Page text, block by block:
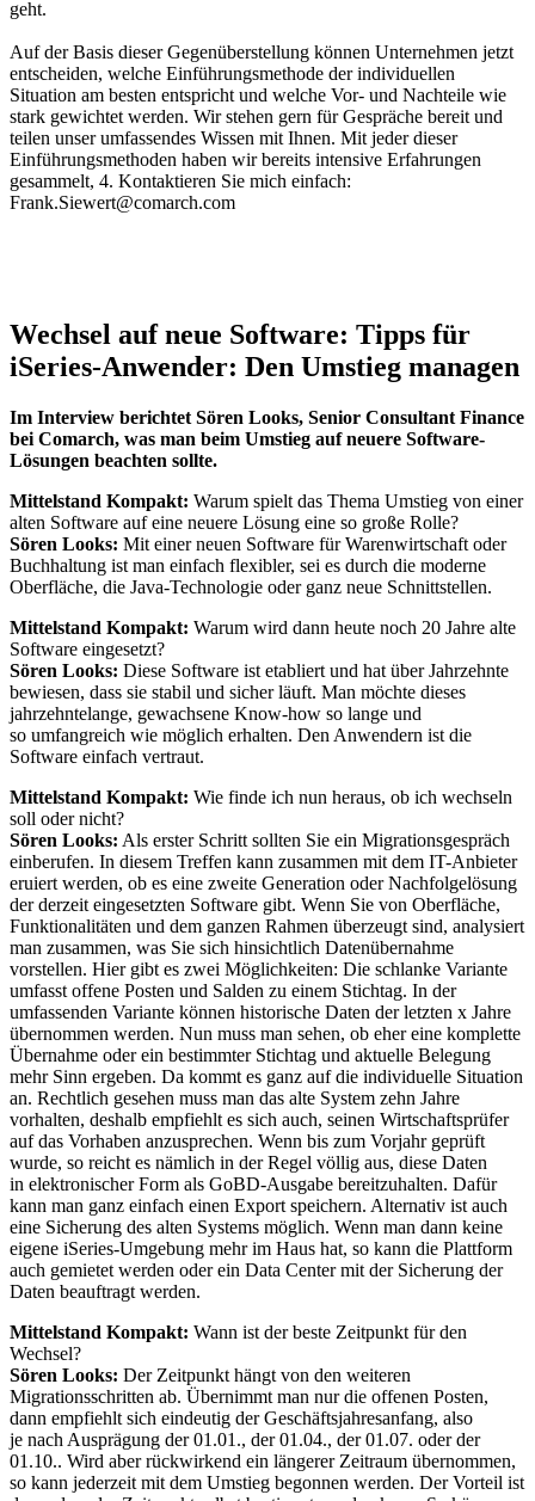
geht.
Auf der Basis dieser Gegenüberstellung können Unternehmen jetzt
entscheiden, welche Einführungsmethode der individuellen
Situation am besten entspricht und welche Vor- und Nachteile wie
stark gewichtet werden. Wir stehen gern für Gespräche bereit und
teilen unser umfassendes Wissen mit Ihnen. Mit jeder dieser
Einführungsmethoden haben wir bereits intensive Erfahrungen
gesammelt, 4. Kontaktieren Sie mich einfach:
Frank.Siewert@comarch.com
Wechsel auf neue Software: Tipps für
iSeries-Anwender: Den Umstieg managen
Im Interview berichtet Sören Looks, Senior Consultant Finance
bei Comarch, was man beim Umstieg auf neuere Software-
Lösungen beachten sollte.
Mittelstand Kompakt: Warum spielt das Thema Umstieg von einer
alten Software auf eine neuere Lösung eine so große Rolle?
Sören Looks: Mit einer neuen Software für Warenwirtschaft oder
Buchhaltung ist man einfach flexibler, sei es durch die moderne
Oberfläche, die Java-Technologie oder ganz neue Schnittstellen.
Mittelstand Kompakt: Warum wird dann heute noch 20 Jahre alte
Software eingesetzt?
Sören Looks: Diese Software ist etabliert und hat über Jahrzehnte
bewiesen, dass sie stabil und sicher läuft. Man möchte dieses
jahrzehntelange, gewachsene Know-how so lange und
so umfangreich wie möglich erhalten. Den Anwendern ist die
Software einfach vertraut.
Mittelstand Kompakt: Wie finde ich nun heraus, ob ich wechseln
soll oder nicht?
Sören Looks: Als erster Schritt sollten Sie ein Migrationsgespräch
einberufen. In diesem Treffen kann zusammen mit dem IT-Anbieter
eruiert werden, ob es eine zweite Generation oder Nachfolgelösung
der derzeit eingesetzten Software gibt. Wenn Sie von Oberfläche,
Funktionalitäten und dem ganzen Rahmen überzeugt sind, analysiert
man zusammen, was Sie sich hinsichtlich Datenübernahme
vorstellen. Hier gibt es zwei Möglichkeiten: Die schlanke Variante
umfasst offene Posten und Salden zu einem Stichtag. In der
umfassenden Variante können historische Daten der letzten x Jahre
übernommen werden. Nun muss man sehen, ob eher eine komplette
Übernahme oder ein bestimmter Stichtag und aktuelle Belegung
mehr Sinn ergeben. Da kommt es ganz auf die individuelle Situation
an. Rechtlich gesehen muss man das alte System zehn Jahre
vorhalten, deshalb empfiehlt es sich auch, seinen Wirtschaftsprüfer
auf das Vorhaben anzusprechen. Wenn bis zum Vorjahr geprüft
wurde, so reicht es nämlich in der Regel völlig aus, diese Daten
in elektronischer Form als GoBD-Ausgabe bereitzuhalten. Dafür
kann man ganz einfach einen Export speichern. Alternativ ist auch
eine Sicherung des alten Systems möglich. Wenn man dann keine
eigene iSeries-Umgebung mehr im Haus hat, so kann die Plattform
auch gemietet werden oder ein Data Center mit der Sicherung der
Daten beauftragt werden.
Mittelstand Kompakt: Wann ist der beste Zeitpunkt für den
Wechsel?
Sören Looks: Der Zeitpunkt hängt von den weiteren
Migrationsschritten ab. Übernimmt man nur die offenen Posten,
dann empfiehlt sich eindeutig der Geschäftsjahresanfang, also
je nach Ausprägung der 01.01., der 01.04., der 01.07. oder der
01.10.. Wird aber rückwirkend ein längerer Zeitraum übernommen,
so kann jederzeit mit dem Umstieg begonnen werden. Der Vorteil ist